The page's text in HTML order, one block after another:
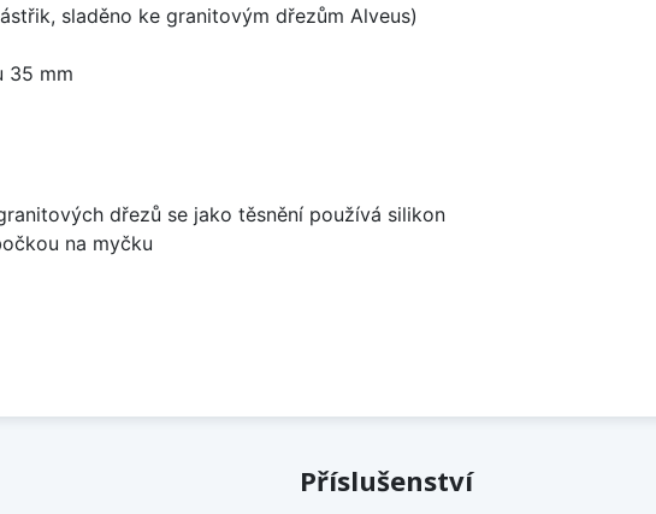
sladěno ke granitovým dřezům Alveus)
35 mm
dřezů se jako těsnění používá silikon
na myčku
Příslušenství